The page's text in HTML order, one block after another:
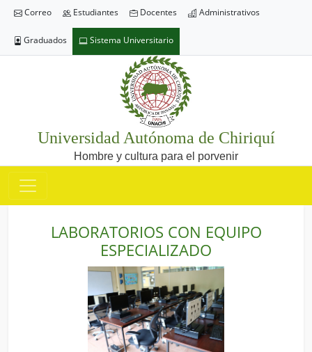
Correo Estudiantes Docentes Administrativos
Graduados Sistema Universitario
Universidad Autónoma de Chiriquí
Hombre y cultura para el porvenir
LABORATORIOS CON EQUIPO
ESPECIALIZADO